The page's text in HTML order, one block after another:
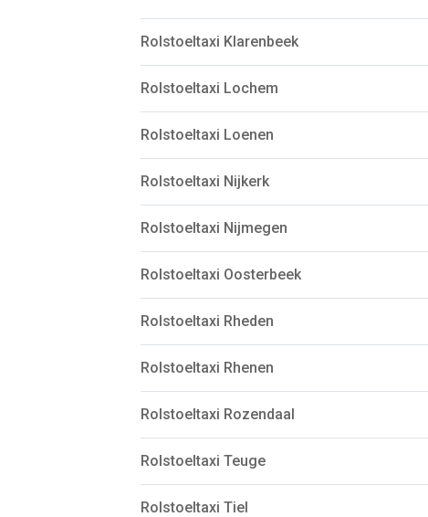
Rolstoeltaxi Klarenbeek
Rolstoeltaxi Lochem
Rolstoeltaxi Loenen
Rolstoeltaxi Nijkerk
Rolstoeltaxi Nijmegen
Rolstoeltaxi Oosterbeek
Rolstoeltaxi Rheden
Rolstoeltaxi Rhenen
Rolstoeltaxi Rozendaal
Rolstoeltaxi Teuge
Rolstoeltaxi Tiel